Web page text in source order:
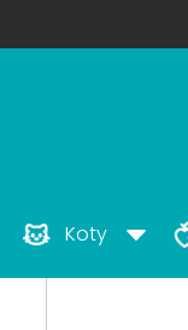
Koty